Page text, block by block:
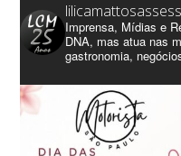
Imprensa, Mídias e
DNA, mas atua nas
gastronomia,